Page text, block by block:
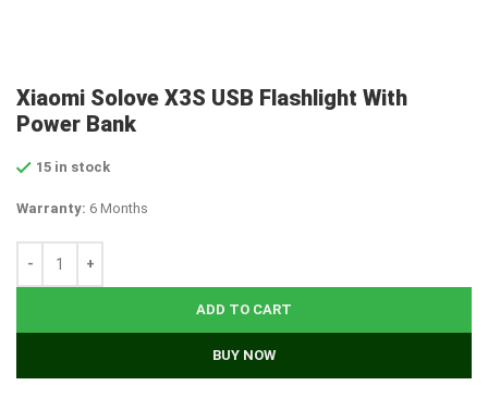
Xiaomi Solove X3S USB Flashlight With
Power Bank
15 in stock
Warranty: 6 Months
ADD TO CART
BUY NOW